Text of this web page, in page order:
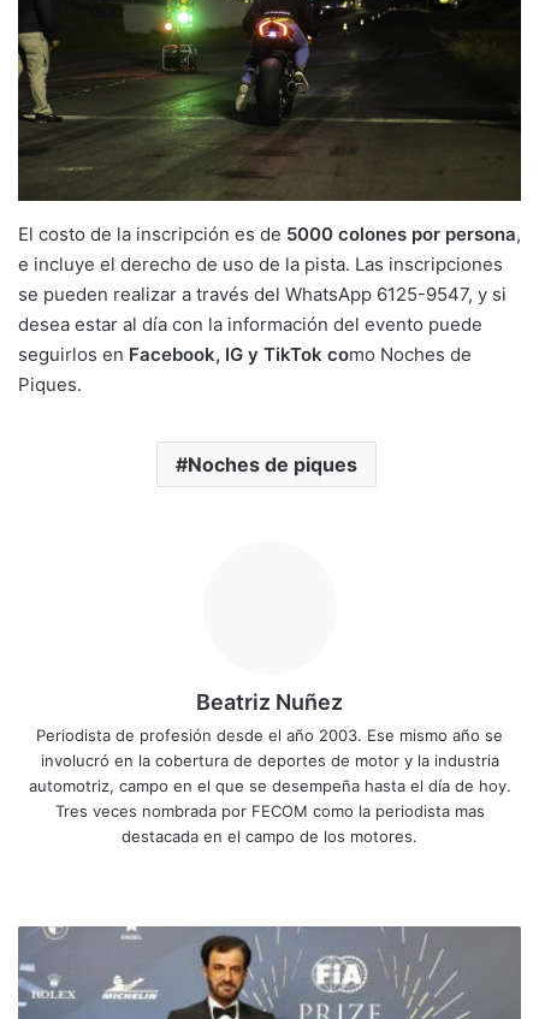
El costo de la inscripción es de 5000 colones por persona,
e incluye el derecho de uso de la pista. Las inscripciones
se pueden realizar a través del WhatsApp 6125-9547, y si
desea estar al día con la información del evento puede
seguirlos en Facebook, IG y TikTok como Noches de
Piques.
Noches de piques
Beatriz Nuñez
Periodista de profesión desde el año 2003. Ese mismo año se
involucró en la cobertura de deportes de motor y la industria
automotriz, campo en el que se desempeña hasta el día de hoy.
Tres veces nombrada por FECOM como la periodista mas
destacada en el campo de los motores.
Mohammed
Ben
Sulayem
es